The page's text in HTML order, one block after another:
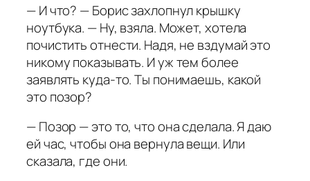
— И что? — Борис захлопнул крышку
ноутбука. — Ну, взяла. Может, хотела
почистить отнести. Надя, не вздумай это
никому показывать. И уж тем более
заявлять куда-то. Ты понимаешь, какой
это позор?
— Позор — это то, что она сделала. Я даю
ей час, чтобы она вернула вещи. Или
сказала, где они.